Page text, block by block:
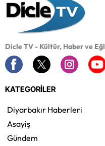
Dicle TV - Kültür, Haber ve
KATEGORİLER
Diyarbakır Haberleri
Asayiş
Gündem